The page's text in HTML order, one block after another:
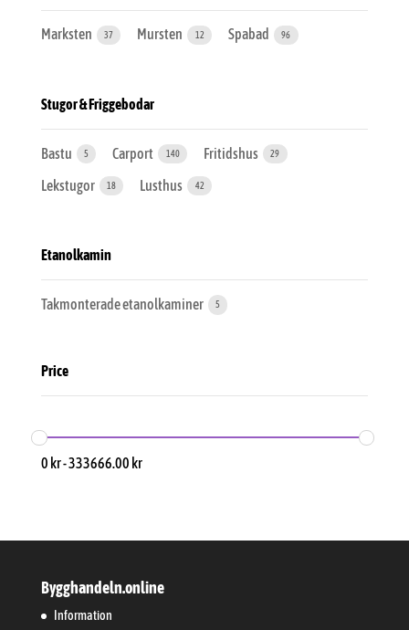
Marksten 37 Mursten 12 Spabad 96
Stugor & Friggebodar
Bastu 5 Carport 140 Fritidshus 29
Lekstugor 18 Lusthus 42
Etanolkamin
Takmonterade etanolkaminer 5
Price
0 kr-333666.00 kr
Bygghandeln.online
Information